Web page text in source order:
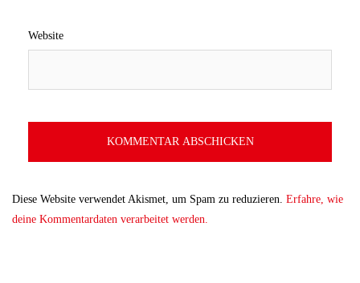
Website
Diese Website verwendet Akismet, um Spam zu reduzieren. Erfahre, wie
deine Kommentardaten verarbeitet werden.